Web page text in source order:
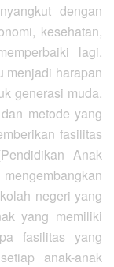
dengan
kesehatan,
lagi.
menjadi harapan
generasi muda.
metode yang
fasilitas
Anak
negeri yang
yang memiliki
fasilitas yang
anak-anak